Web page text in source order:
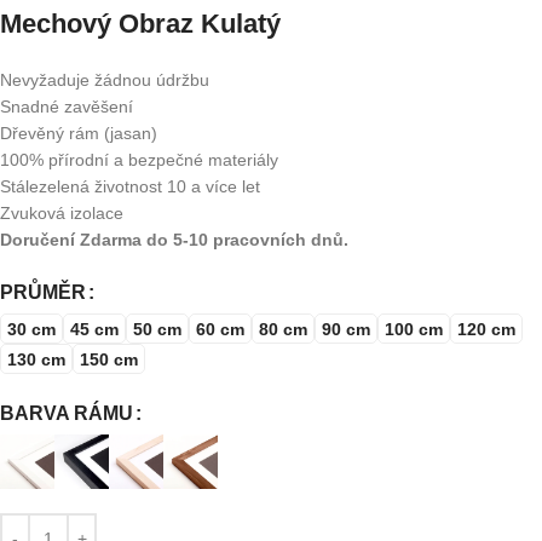
Mechový Obraz Kulatý
Nevyžaduje žádnou údržbu
Snadné zavěšení
Dřevěný rám (jasan)
100% přírodní a bezpečné materiály
Stálezelená životnost 10 a více let
Zvuková izolace
Doručení Zdarma do 5-10 pracovních dnů.
PRŮMĚR
30 cm 45 cm 50 cm 60 cm 80 cm 90 cm 100 cm
120 cm
130 cm
150 cm
BARVA RÁMU